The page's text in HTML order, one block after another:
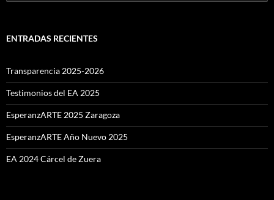
ENTRADAS RECIENTES
Transparencia 2025-2026
Testimonios del EA 2025
EsperanzARTE 2025 Zaragoza
EsperanzARTE Año Nuevo 2025
EA 2024 Cárcel de Zuera